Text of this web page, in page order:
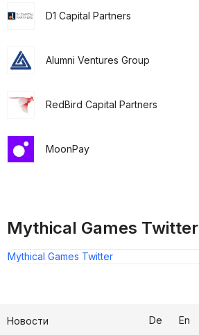
D1 Capital Partners
Alumni Ventures Group
RedBird Capital Partners
MoonPay
Mythical Games Twitter
Mythical Games Twitter
Новости
De En